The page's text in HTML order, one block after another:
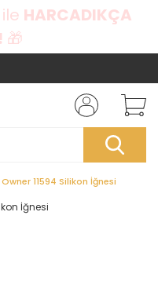
HARCADIKÇA
🎁
Owner 11594 Silikon İğnesi